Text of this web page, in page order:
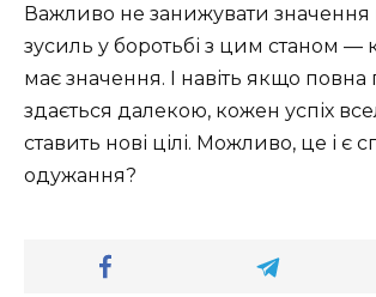
Важливо не занижувати значення
зусиль у боротьбі з цим станом —
має значення. І навіть якщо
здається далекою, кожен успіх
ставить нові цілі. Можливо, це і є
одужання?